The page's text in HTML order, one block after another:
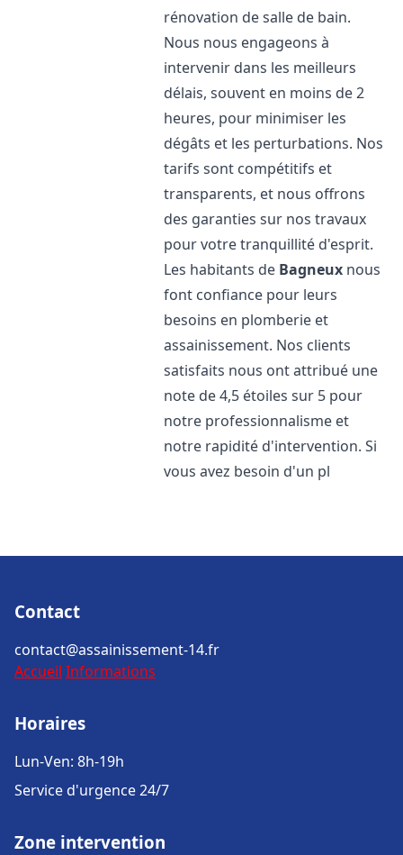
rénovation de salle de bain.
Nous nous engageons à
intervenir dans les meilleurs
délais, souvent en moins de 2
heures, pour minimiser les
dégâts et les perturbations. Nos
tarifs sont compétitifs et
transparents, et nous offrons
des garanties sur nos travaux
pour votre tranquillité d'esprit.
Les habitants de Bagneux nous
font confiance pour leurs
besoins en plomberie et
assainissement. Nos clients
satisfaits nous ont attribué une
note de 4,5 étoiles sur 5 pour
notre professionnalisme et
notre rapidité d'intervention. Si
vous avez besoin d'un pl
Contact
contact@assainissement-14.fr
Accueil Informations
Horaires
Lun-Ven: 8h-19h
Service d'urgence 24/7
Zone intervention